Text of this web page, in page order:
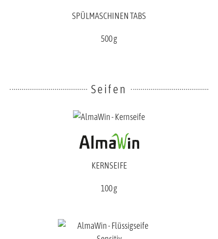
SPÜLMASCHINEN TABS
500 g
Seifen
KERNSEIFE
100 g